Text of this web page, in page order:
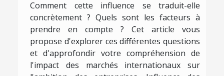
Comment cette influence se traduit-elle
concrètement ? Quels sont les facteurs à
prendre en compte ? Cet article vous
propose d'explorer ces différentes questions
et d'approfondir votre compréhension de
l'impact des marchés internationaux sur